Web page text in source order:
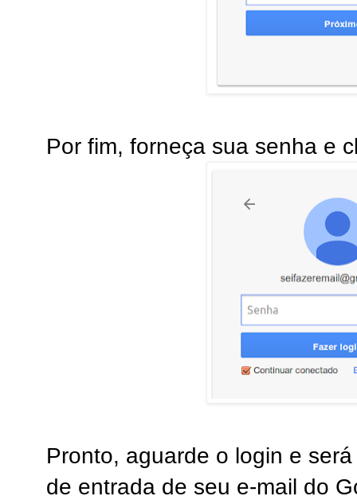
Por fim, forneça sua senha e
Pronto, aguarde o login e
de entrada de seu e-mail do